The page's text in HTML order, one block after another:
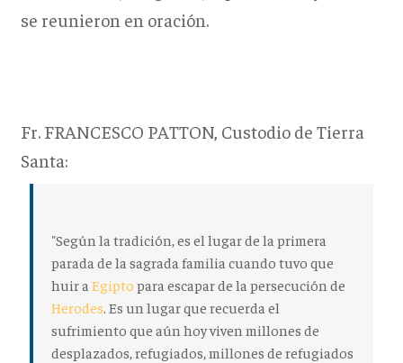
se reunieron en oración.
Fr. FRANCESCO PATTON, Custodio de Tierra
Santa:
"Según la tradición, es el lugar de la primera
parada de la sagrada familia cuando tuvo que
huir a Egipto para escapar de la persecución de
Herodes. Es un lugar que recuerda el
sufrimiento que aún hoy viven millones de
desplazados, refugiados, millones de refugiados